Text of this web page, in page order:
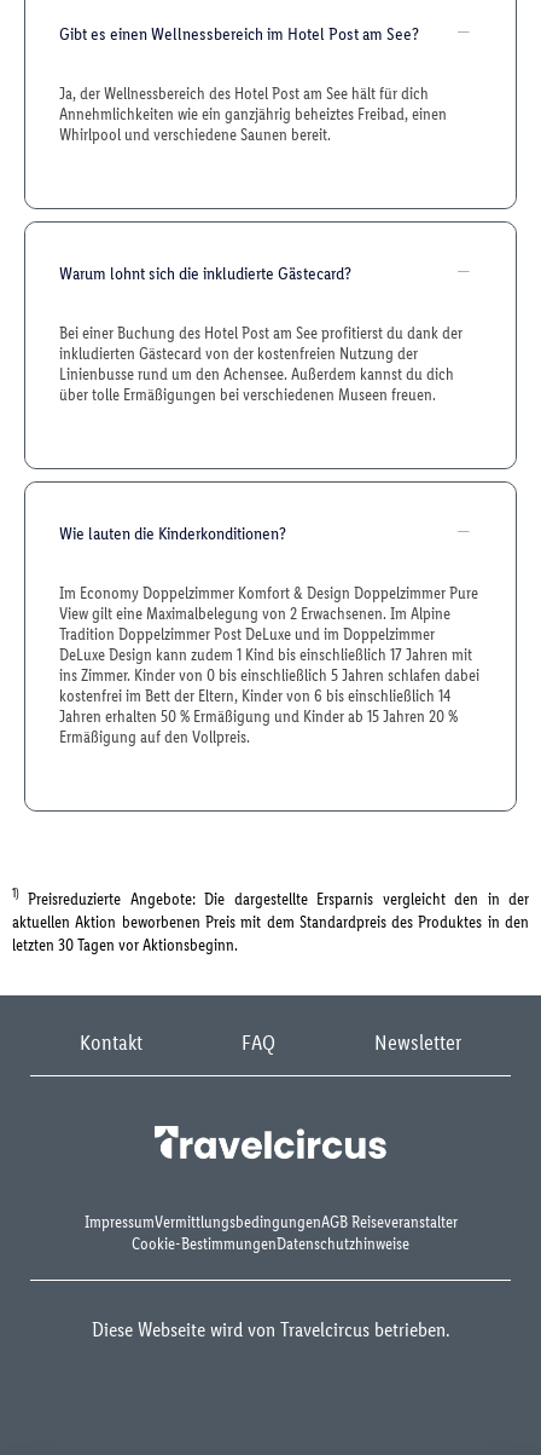
Gibt es einen Wellnessbereich im Hotel Post am See?
Ja, der Wellnessbereich des Hotel Post am See hält für dich
Annehmlichkeiten wie ein ganzjährig beheiztes Freibad, einen
Whirlpool und verschiedene Saunen bereit.
Warum lohnt sich die inkludierte Gästecard?
Bei einer Buchung des Hotel Post am See profitierst du dank der
inkludierten Gästecard von der kostenfreien Nutzung der
Linienbusse rund um den Achensee. Außerdem kannst du dich
über tolle Ermäßigungen bei verschiedenen Museen freuen.
Wie lauten die Kinderkonditionen?
Im Economy Doppelzimmer Komfort & Design Doppelzimmer Pure
View gilt eine Maximalbelegung von 2 Erwachsenen. Im Alpine
Tradition Doppelzimmer Post DeLuxe und im Doppelzimmer
DeLuxe Design kann zudem 1 Kind bis einschließlich 17 Jahren mit
ins Zimmer. Kinder von 0 bis einschließlich 5 Jahren schlafen dabei
kostenfrei im Bett der Eltern, Kinder von 6 bis einschließlich 14
Jahren erhalten 50 % Ermäßigung und Kinder ab 15 Jahren 20 %
Ermäßigung auf den Vollpreis.
1) Preisreduzierte Angebote: Die dargestellte Ersparnis vergleicht den in der
aktuellen Aktion beworbenen Preis mit dem Standardpreis des Produktes in den
letzten 30 Tagen vor Aktionsbeginn.
Kontakt FAQ Newsletter
ImpressumVermittlungsbedingungenAGB Reiseveranstalter
Cookie-BestimmungenDatenschutzhinweise
Diese Webseite wird von Travelcircus betrieben.